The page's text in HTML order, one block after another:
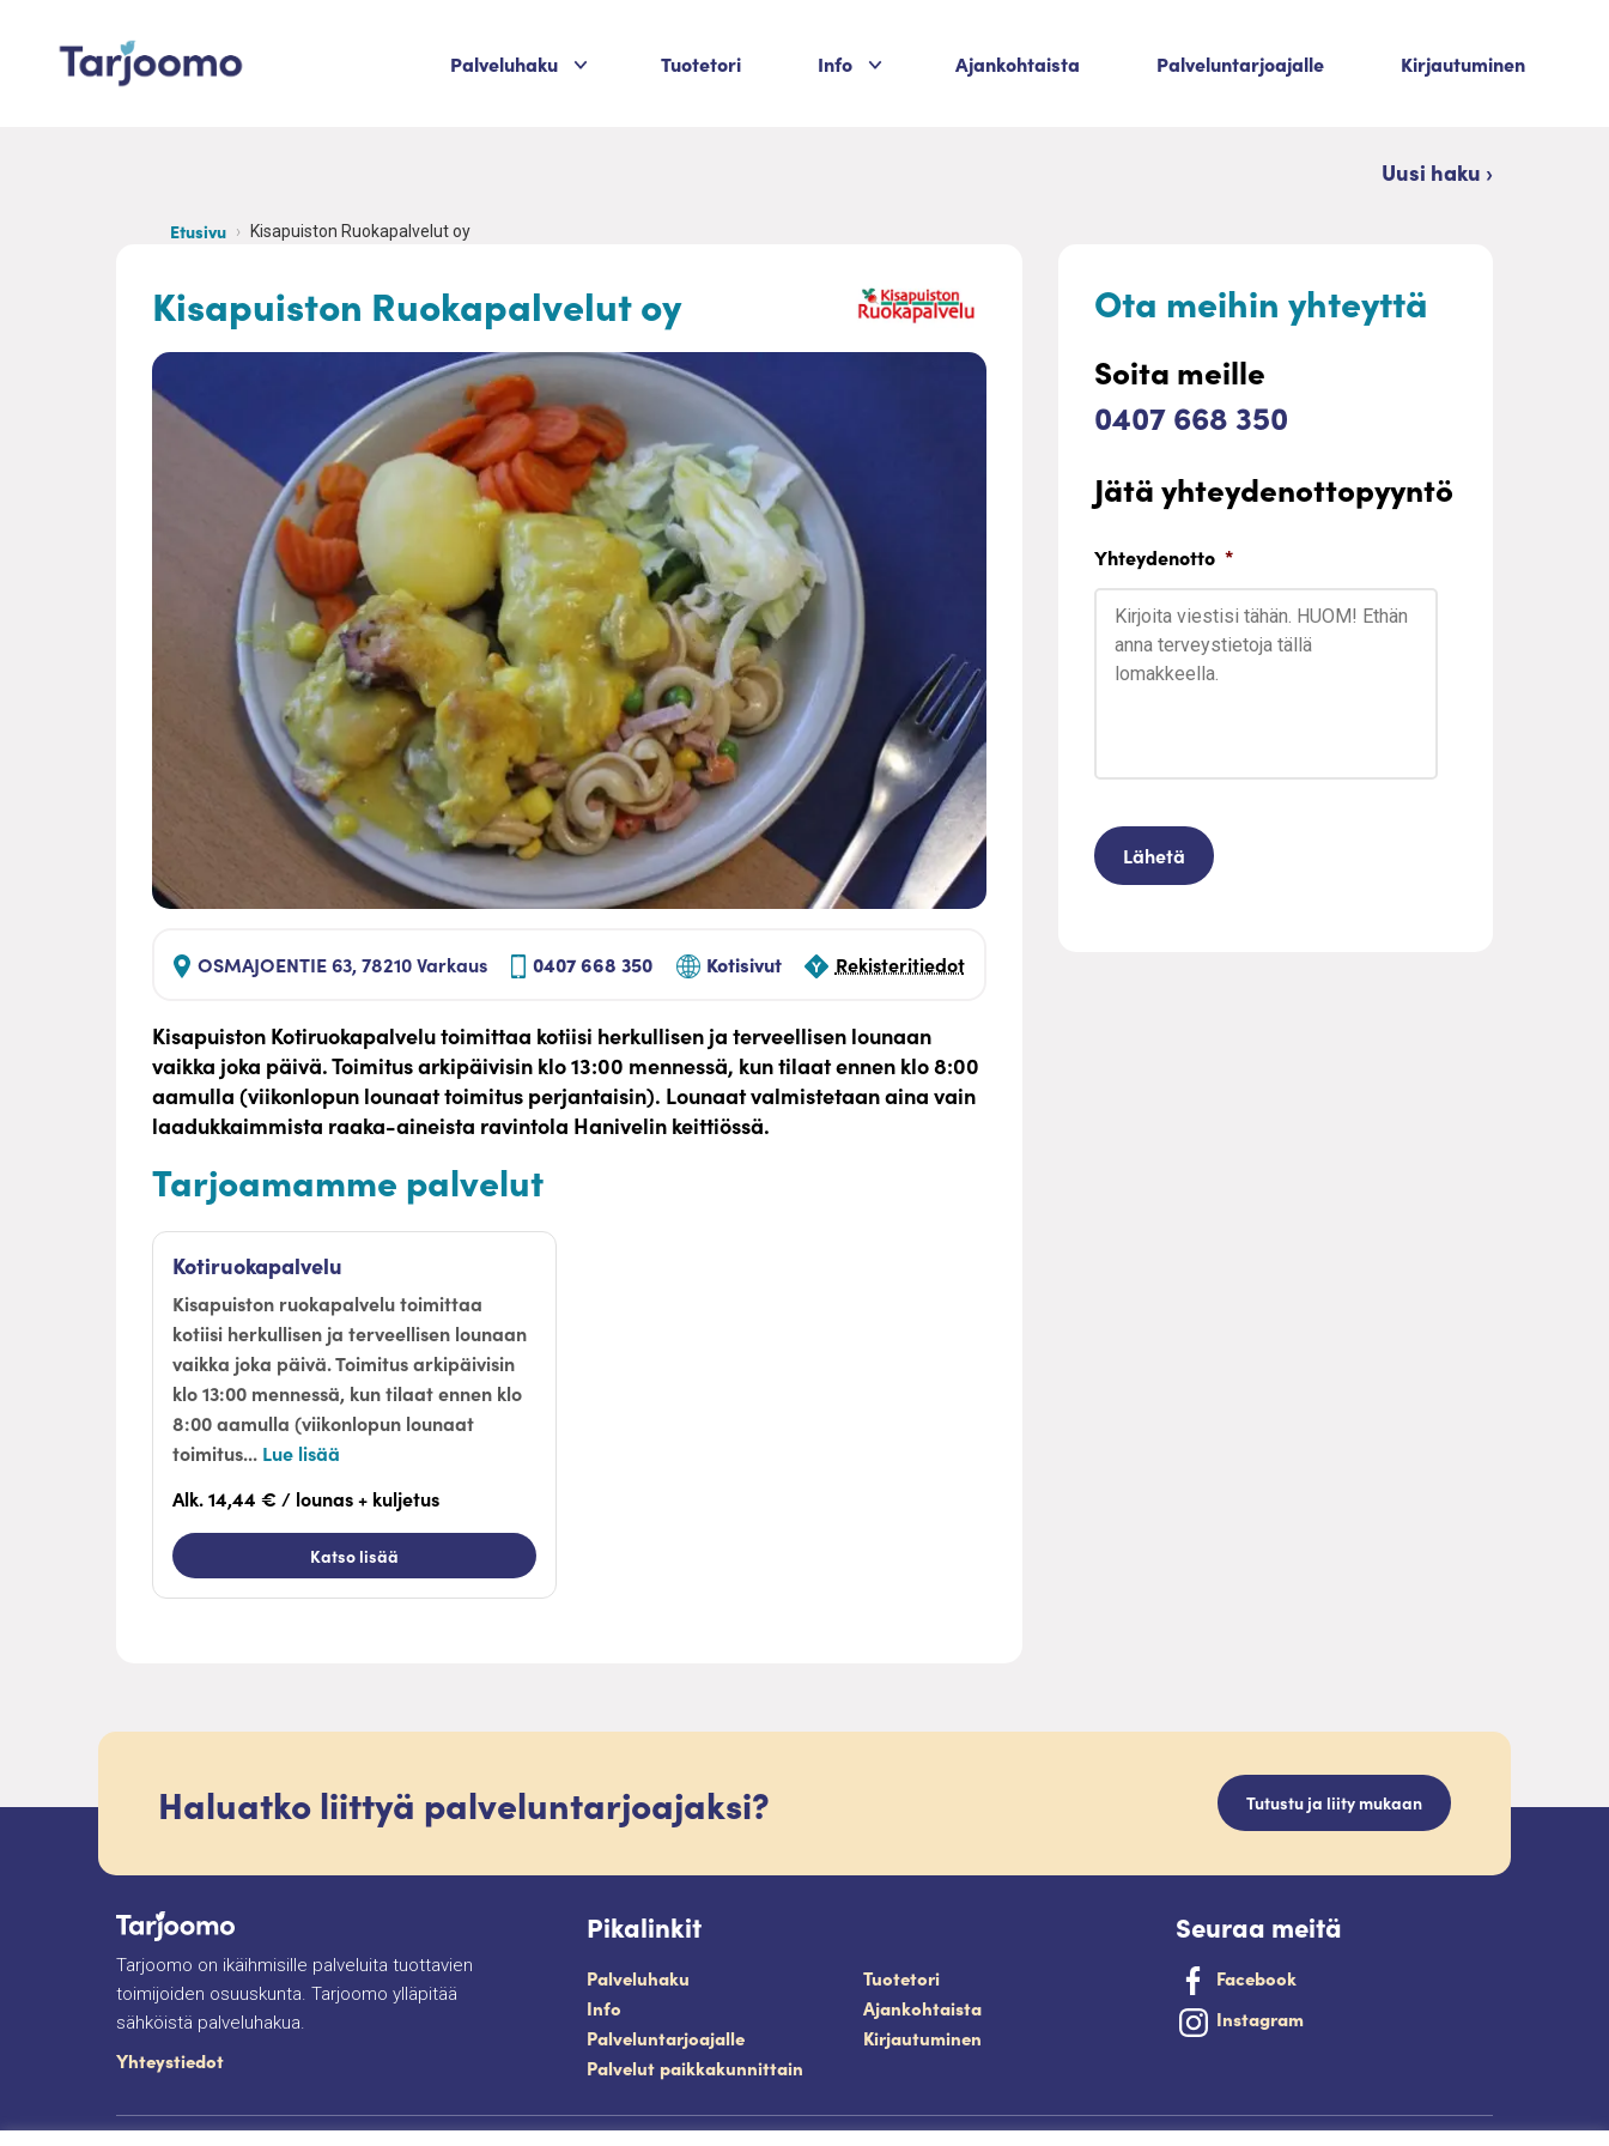
Palveluhaku Palvelukategoriat
Tuotetori Info Palvelukategoriat
Ajankohtaista Palveluntarjoajalle Kirjautuminen
Uusi haku ›
Etusivu Kisapuiston Ruokapalvelut oy
Kisapuiston Ruokapalvelut oy
OSMAJOENTIE 63, 78210 Varkaus 0407 668 350 Kotisivut Rekisteritiedot
Kisapuiston Kotiruokapalvelu toimittaa kotiisi herkullisen ja terveellisen lounaan
vaikka joka päivä. Toimitus arkipäivisin klo 13:00 mennessä, kun tilaat ennen klo 8:00
aamulla (viikonlopun lounaat toimitus perjantaisin). Lounaat valmistetaan aina vain
laadukkaimmista raaka-aineista ravintola Hanivelin keittiössä.
Tarjoamamme palvelut
Kotiruokapalvelu
Kisapuiston ruokapalvelu toimittaa
kotiisi herkullisen ja terveellisen lounaan
vaikka joka päivä. Toimitus arkipäivisin
klo 13:00 mennessä, kun tilaat ennen klo
8:00 aamulla (viikonlopun lounaat
toimitus... Lue lisää
Alk. 14,44 € / lounas + kuljetus
Katso lisää
Ota meihin yhteyttä
Soita meille
0407 668 350
Jätä yhteydenottopyyntö
Yhteydenotto *
Haluatko liittyä palveluntarjoajaksi? Tutustu ja liity mukaan
Tarjoomo on ikäihmisille palveluita tuottavien
toimijoiden osuuskunta. Tarjoomo ylläpitää
sähköistä palveluhakua.
Yhteystiedot
Pikalinkit
Palveluhaku
Tuotetori
Info
Ajankohtaista
Palveluntarjoajalle
Kirjautuminen
Palvelut paikkakunnittain
Seuraa meitä
Facebook
Instagram